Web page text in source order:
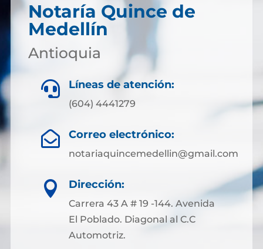
Notaría Quince de
Medellín
Antioquia
 Líneas de atención:
(604) 4441279
 Correo electrónico:
notariaquincemedellin@gmail.com
 Dirección:
Carrera 43 A # 19 -144. Avenida
El Poblado. Diagonal al C.C
Automotriz.